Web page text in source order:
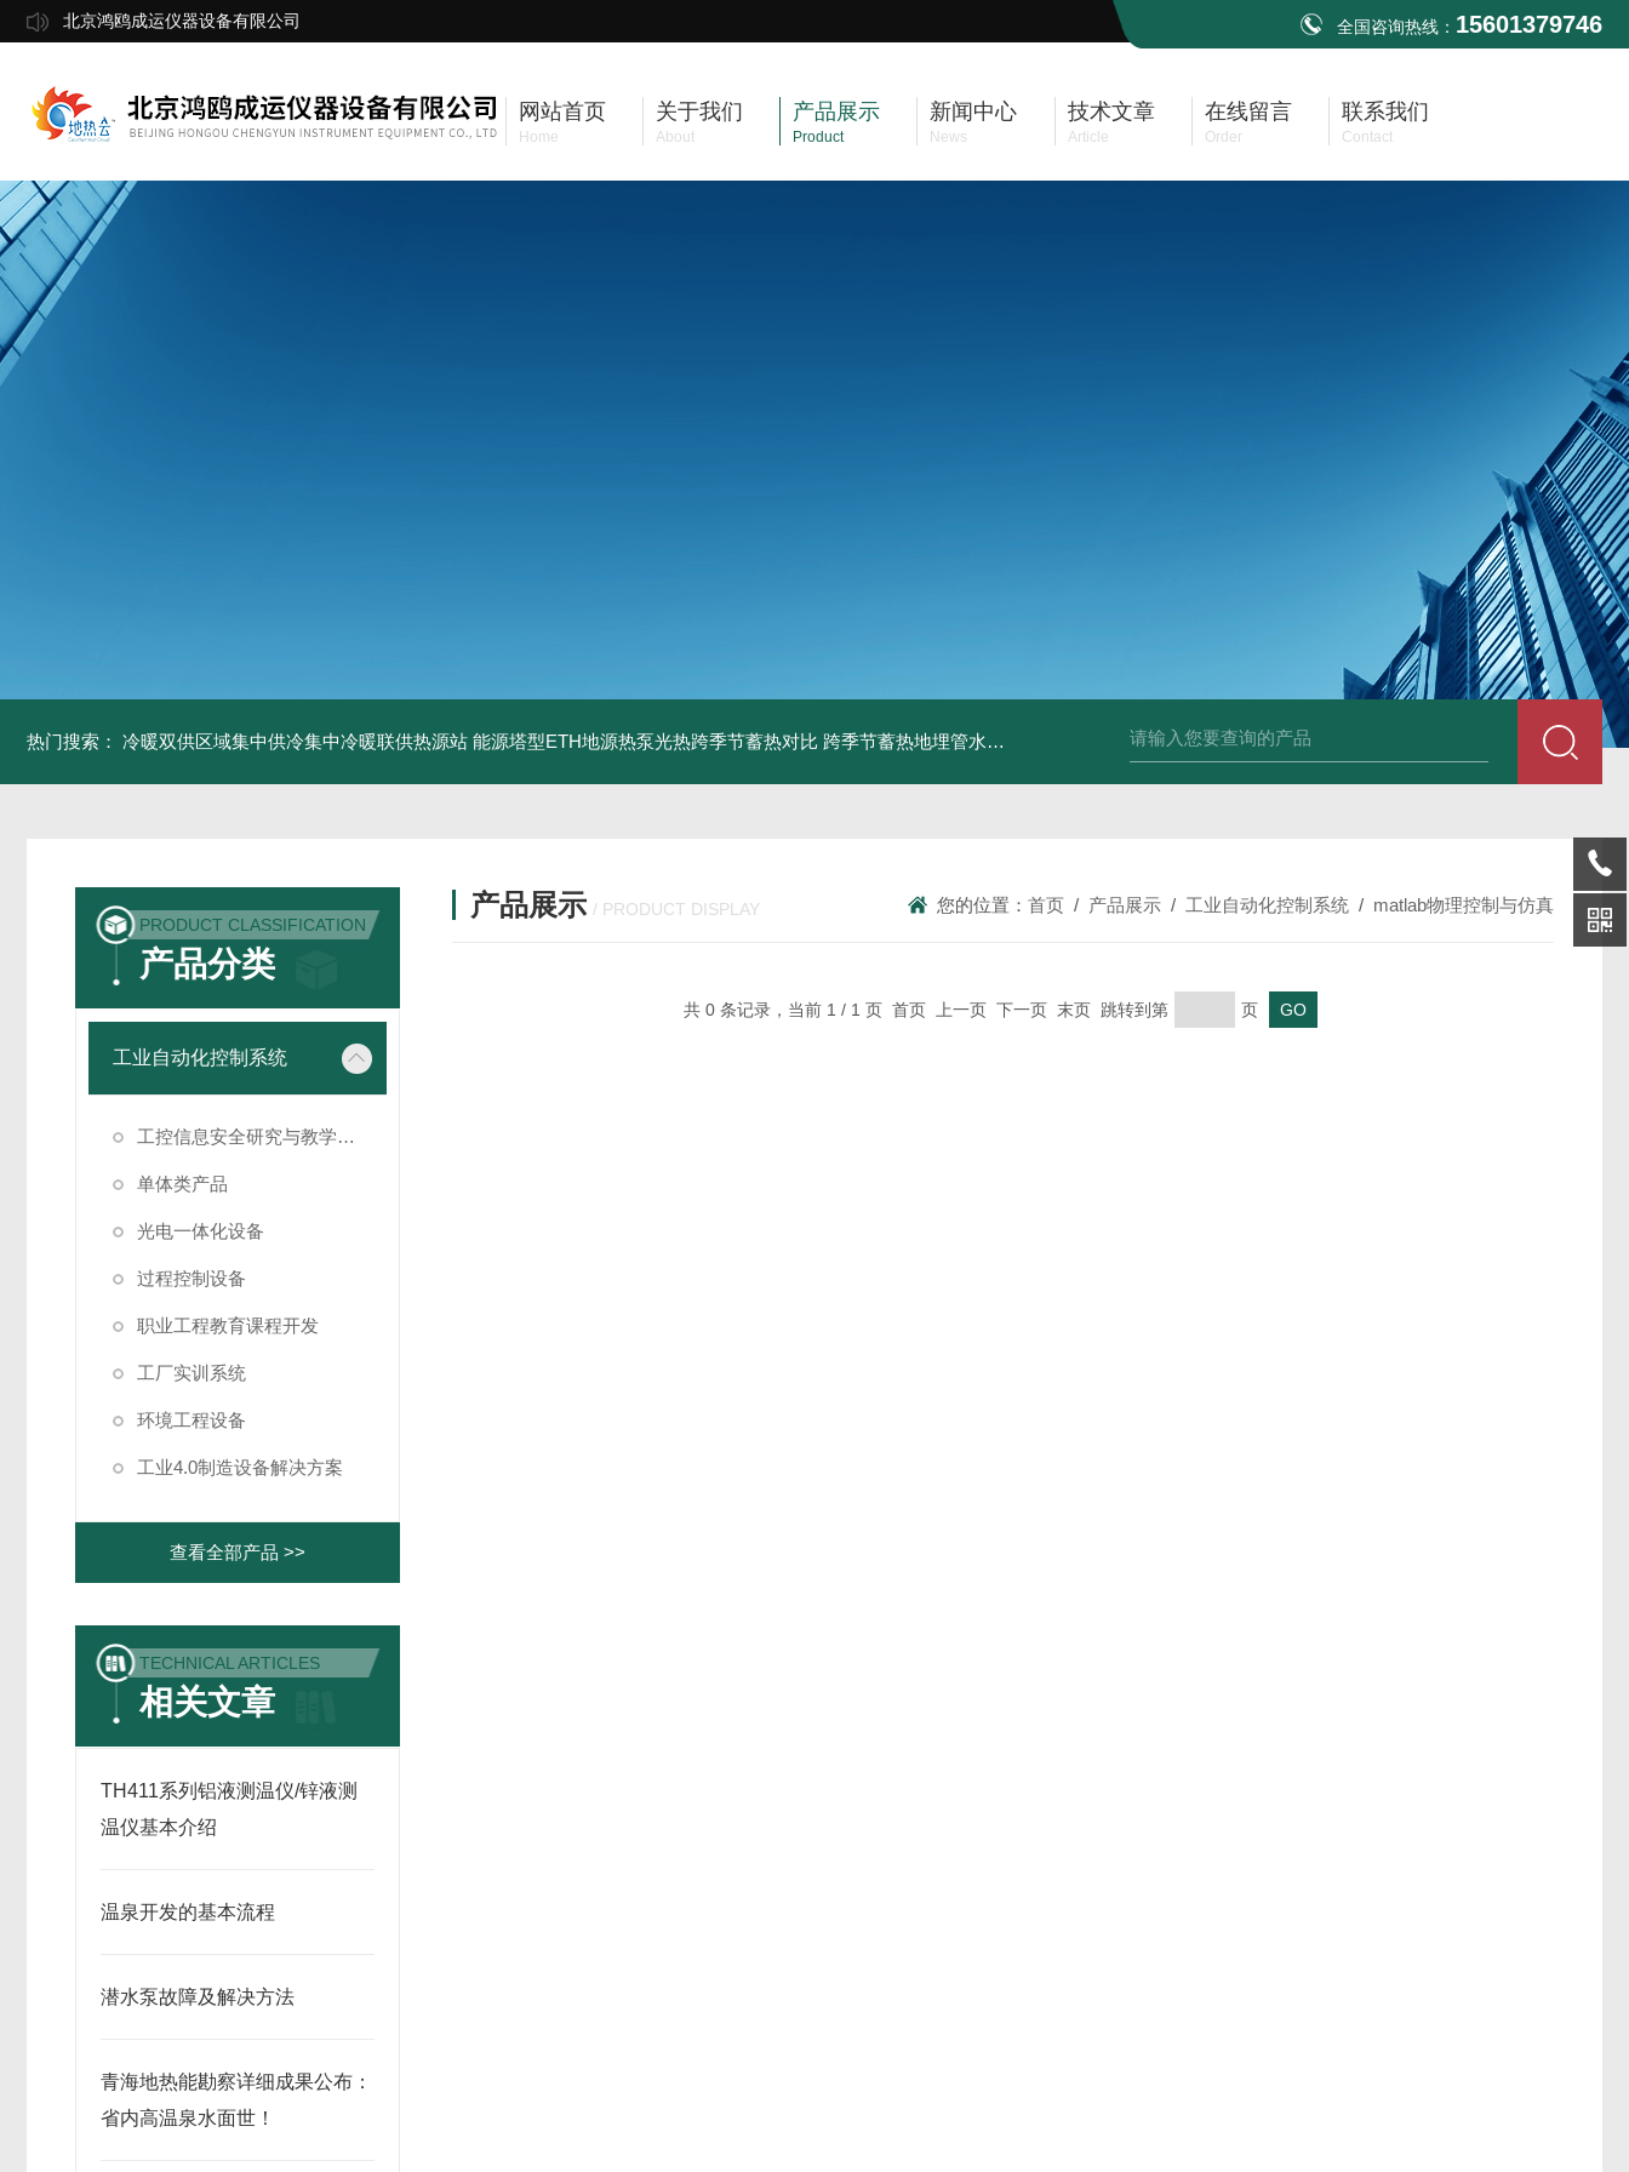
北京鸿鸥成运仪器设备有限公司 全国咨询热线： 15601379746
网站首页
Home
关于我们
About
产品展示
Product
新闻中心
News
技术文章
Article
在线留言
Order
联系我们
Contact
热门搜索： 冷暖双供区域集中供冷集中冷暖联供热源站 能源塔型ETH地源热泵光热跨季节蓄热对比 跨季节蓄热地埋管水池湖面储热技术研究对比 中深浅层地源热泵空调系统运行故障诊断修复 冷暖双
PRODUCT CLASSIFICATION
产品分类
工业自动化控制系统
工控信息安全研究与教学仿真系统
单体类产品
光电一体化设备
过程控制设备
职业工程教育课程开发
工厂实训系统
环境工程设备
工业4.0制造设备解决方案
查看全部产品 >>
TECHNICAL ARTICLES
相关文章
TH411系列铝液测温仪/锌液测
温仪基本介绍
温泉开发的基本流程
潜水泵故障及解决方法
青海地热能勘察详细成果公布：
省内高温泉水面世！
产品展示 / PRODUCT DISPLAY 您的位置： 首页 / 产品展示 / 工业自动化控制系统 / matlab物理控制与仿真
共 0 条记录，当前 1 / 1 页 首页 上一页 下一页 末页 跳转到第 页